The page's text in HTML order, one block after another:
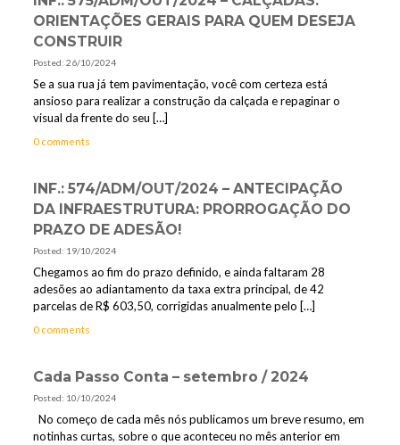
ORIENTAÇÕES GERAIS PARA QUEM DESEJA
CONSTRUIR
Posted: 26/10/2024
Se a sua rua já tem pavimentação, você com certeza está
ansioso para realizar a construção da calçada e repaginar o
visual da frente do seu […]
0 comments
INF.: 574/ADM/OUT/2024 – ANTECIPAÇÃO
DA INFRAESTRUTURA: PRORROGAÇÃO DO
PRAZO DE ADESÃO!
Posted: 19/10/2024
Chegamos ao fim do prazo definido, e ainda faltaram 28
adesões ao adiantamento da taxa extra principal, de 42
parcelas de R$ 603,50, corrigidas anualmente pelo […]
0 comments
Cada Passo Conta – setembro / 2024
Posted: 10/10/2024
No começo de cada mês nós publicamos um breve resumo, em
notinhas curtas, sobre o que aconteceu no mês anterior em